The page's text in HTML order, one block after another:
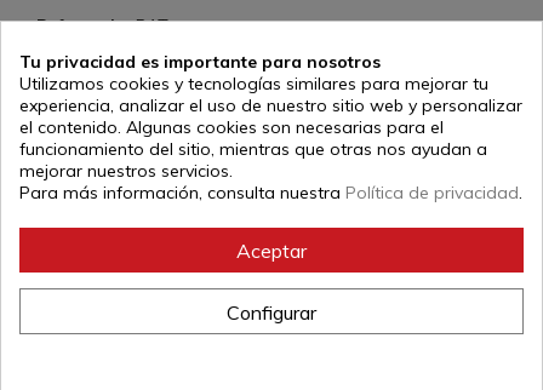
Referencia: BAT
ficha técnica
Tipo de
Tu privacidad es importante para nosotros
Utilizamos cookies y tecnologías similares para mejorar tu
experiencia, analizar el uso de nuestro sitio web y personalizar
el contenido. Algunas cookies son necesarias para el
funcionamiento del sitio, mientras que otras nos ayudan a
mejorar nuestros servicios.
Para más información, consulta nuestra Política de privacidad
Aceptar
Configurar